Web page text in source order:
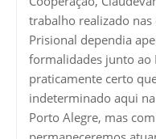
trabalho realizado nas
Prisional dependia
formalidades junto ao
praticamente certo
indeterminado aqui
Porto Alegre, mas